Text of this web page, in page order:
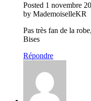
Posted 1 novembre
by MademoiselleKR
Pas très fan de la
Bises
Répondre